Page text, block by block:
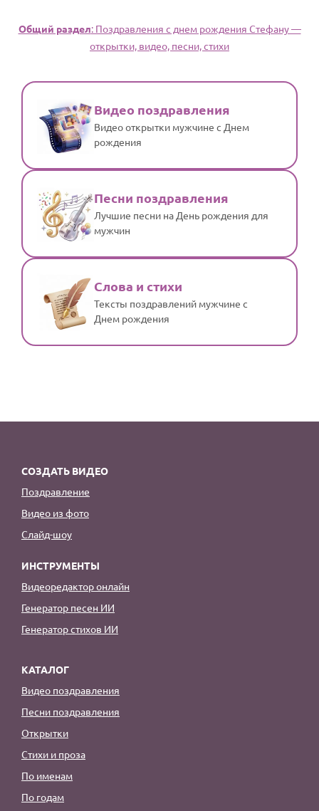
Общий раздел: Поздравления с днем рождения Стефану —
открытки, видео, песни, стихи
Видео поздравления
Видео открытки мужчине с Днем
рождения
Песни поздравления
Лучшие песни на День рождения для
мужчин
Слова и стихи
Тексты поздравлений мужчине с
Днем рождения
СОЗДАТЬ ВИДЕО
Поздравление
Видео из фото
Слайд-шоу
ИНСТРУМЕНТЫ
Видеоредактор онлайн
Генератор песен ИИ
Генератор стихов ИИ
КАТАЛОГ
Видео поздравления
Песни поздравления
Открытки
Стихи и проза
По именам
По годам